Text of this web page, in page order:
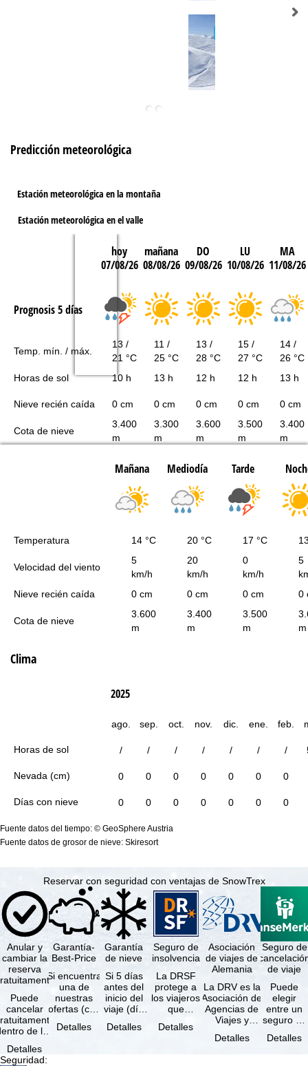
Predicción meteorológica
Estación meteorológica en la montaña
Estación meteorológica en el valle
hoy
07/08/26
mañana
08/08/26
DO
09/08/26
LU
10/08/26
MA
11/08/26
Prognosis 5 días
Temp. mín. / máx.
13 /
21 °C
11 /
25 °C
13 /
28 °C
15 /
27 °C
14 /
26 °C
Horas de sol
10 h 13 h 12 h 12 h 13 h
Nieve recién caída 0 cm 0 cm 0 cm 0 cm 0 cm
Cota de nieve
3.400
m
3.300
m
3.600
m
3.500
m
3.400
m
Mañana Mediodía Tarde
Temperatura 14 °C 20 °C 17 °C
Velocidad del viento
5
km/h
20
km/h
0
km/h
5
Nieve recién caída
0 cm 0 cm 0 cm 0
Cota de nieve
3.600
m
3.400
m
3.500
m
m
Clima
Horas de sol
Nevada (cm)
Días con nieve
2025
ago. sep. oct. nov. dic. ene. feb.
/ / / / / / /
0 0 0 0 0 0 0
0 0 0 0 0 0 0
Fuente datos del tiempo: © GeoSphere Austria
Fuente datos de grosor de nieve: Skiresort
Reservar con seguridad con ventajas de SnowTrex
Anular y
cambiar la
reserva
Puede
cancelar
de los
a
Detalles
Garantía-
Best-Price
Si encuentra
una de
nuestras
ofertas (con
prestaciones
Detalles
Garantía
de nieve
Si 5 días
antes del
inicio del
viaje (día
ninguna de
Detalles
Seguro de
insolvencia
La DRSF
protege a
los viajeros
que
viaje
Detalles
Asociación
de viajes de
Alemania
La DRV es la
Asociación de
Agencias de
Viajes y
más grande
Detalles
Seguro de
de viaje
Puede
elegir
entre un
seguro de
de viaje
Detalles
Seguridad: